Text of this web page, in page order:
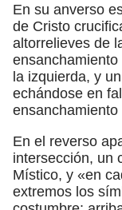
En su anverso
de Cristo
altorrelieves de
la izquierda, y
echándose en
ensanchamiento
En el reverso
intersección, un
Místico, y «en
extremos los